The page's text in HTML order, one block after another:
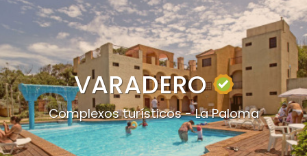
VARADERO
Complexos turísticos - La Paloma